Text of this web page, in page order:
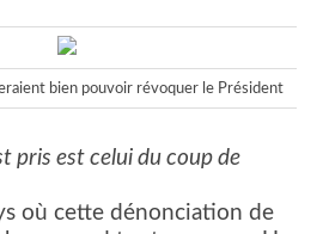
bien pouvoir révoquer le Président
pris est celui du coup de
où cette dénonciation de